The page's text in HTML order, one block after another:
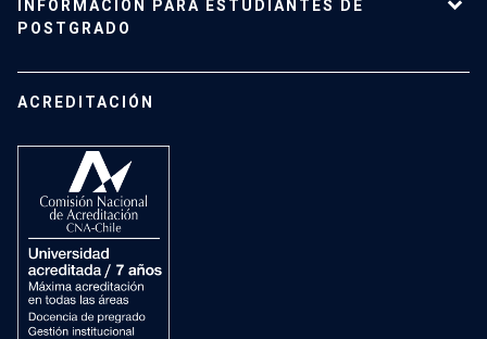
Investigación
Vinculación con el medio
Contacto
Mujeres en el Instituto
Laboratorios docentes
INFORMACIÓN PARA ESTUDIANTES DE
POSTGRADO
Cursos
Recursos
Vida Universitaria
Preguntas Frecuentes
ACREDITACIÓN